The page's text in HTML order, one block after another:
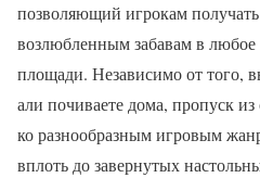
позволяющий игрокам
возлюбленным забавам в любое
площади. Независимо от того,
али почиваете дома, пропуск
ко разнообразным игровым
вплоть до завернутых